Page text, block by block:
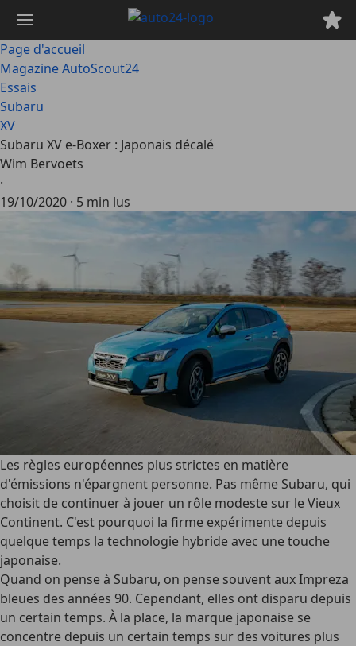
contenu
principal
Page d'accueil
Magazine AutoScout24
Essais
Subaru
XV
Subaru XV e-Boxer : Japonais décalé
Wim Bervoets
·
19/10/2020 · 5 min lus
Les règles européennes plus strictes en matière
d'émissions n'épargnent personne. Pas même Subaru, qui
choisit de continuer à jouer un rôle modeste sur le Vieux
Continent. C'est pourquoi la firme expérimente depuis
quelque temps la technologie hybride avec une touche
japonaise.
Quand on pense à Subaru, on pense souvent aux Impreza
bleues des années 90. Cependant, elles ont disparu depuis
un certain temps. À la place, la marque japonaise se
concentre depuis un certain temps sur des voitures plus